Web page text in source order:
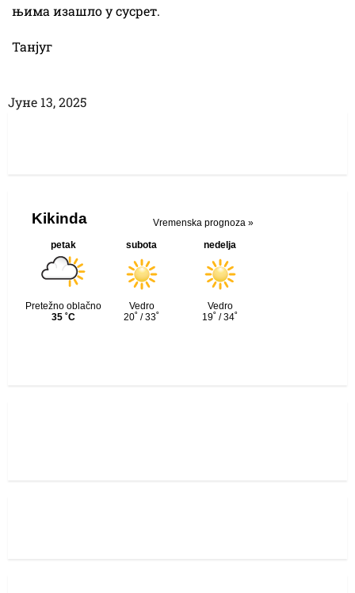
њима изашло у сусрет.
Танјуг
Јуне 13, 2025